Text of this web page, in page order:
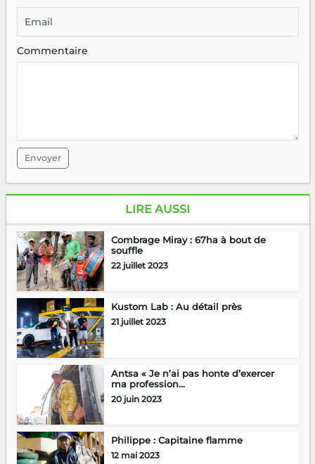
Commentaire
Envoyer
LIRE AUSSI
Combrage Miray : 67ha à bout de
souffle
22 juillet 2023
Kustom Lab : Au détail près
21 juillet 2023
Antsa « Je n’ai pas honte d’exercer
ma profession...
20 juin 2023
Philippe : Capitaine flamme
12 mai 2023